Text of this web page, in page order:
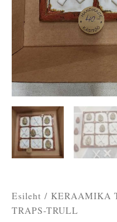
Esileht / KERAAMIKA
TRAPS-TRULL